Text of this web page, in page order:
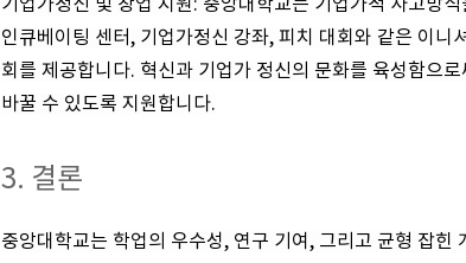
기업가정신 및 창업 지원: 중앙대학교는 기업가적 사고방
인큐베이팅 센터, 기업가정신 강좌, 피치 대회와 같은 이니
회를 제공합니다. 혁신과 기업가 정신의 문화를 육성함으
바꿀 수 있도록 지원합니다.
3. 결론
중앙대학교는 학업의 우수성, 연구 기여, 그리고 균형 잡힌